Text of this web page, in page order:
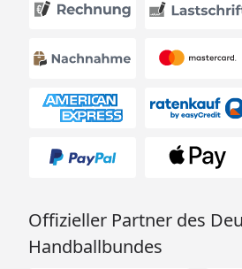
Offizieller Partner des
Handballbundes